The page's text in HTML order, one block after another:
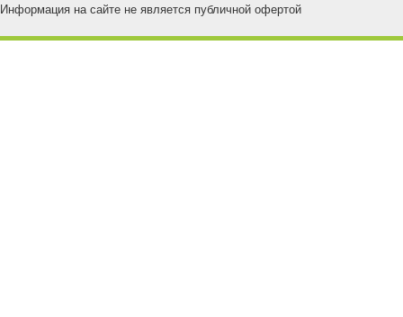
Информация на сайте не является публичной офертой